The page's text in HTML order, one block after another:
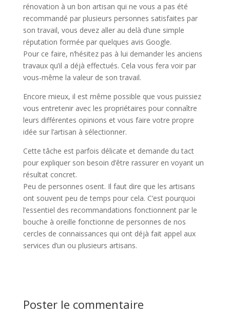
rénovation à un bon artisan qui ne vous a pas été
recommandé par plusieurs personnes satisfaites par
son travail, vous devez aller au delà d’une simple
réputation formée par quelques avis Google.
Pour ce faire, n’hésitez pas à lui demander les anciens
travaux qu’il a déjà effectués. Cela vous fera voir par
vous-même la valeur de son travail.
Encore mieux, il est même possible que vous puissiez
vous entretenir avec les propriétaires pour connaître
leurs différentes opinions et vous faire votre propre
idée sur l’artisan à sélectionner.
Cette tâche est parfois délicate et demande du tact
pour expliquer son besoin d’être rassurer en voyant un
résultat concret.
Peu de personnes osent. Il faut dire que les artisans
ont souvent peu de temps pour cela. C’est pourquoi
l’essentiel des recommandations fonctionnent par le
bouche à oreille fonctionne de personnes de nos
cercles de connaissances qui ont déjà fait appel aux
services d’un ou plusieurs artisans.
Poster le commentaire